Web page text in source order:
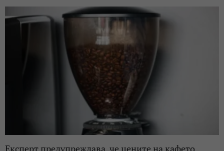
Експерт предупреждава, че цените на кафето